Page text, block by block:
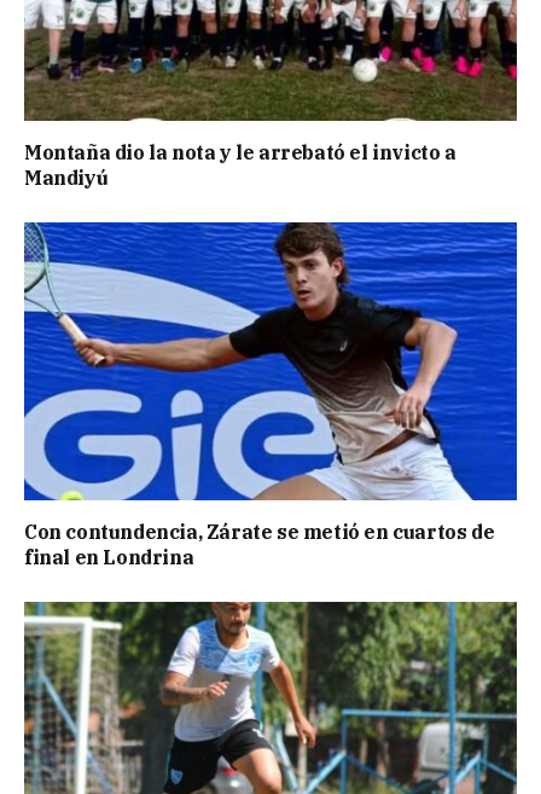
Montaña dio la nota y le arrebató el invicto a
Mandiyú
Con contundencia, Zárate se metió en cuartos de
final en Londrina